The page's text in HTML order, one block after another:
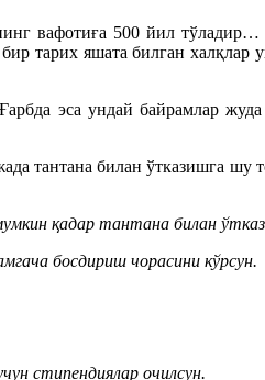
500 йил тўладир…
тарих яшата билган
эса ундай байрамлар жуда
тантана билан ўтказишга шу
қадар тантана билан
босдириш чорасини кўрсун.
стипендиялар очилсун.